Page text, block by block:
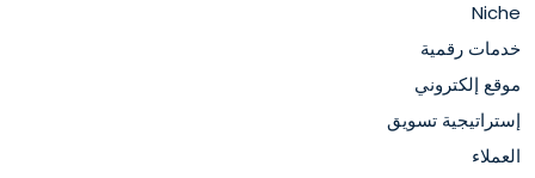
Niche
خدمات رقمية
موقع إلكتروني
إستراتيجية تسويق
العملاء